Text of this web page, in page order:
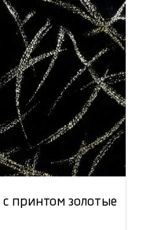
с принтом золотые